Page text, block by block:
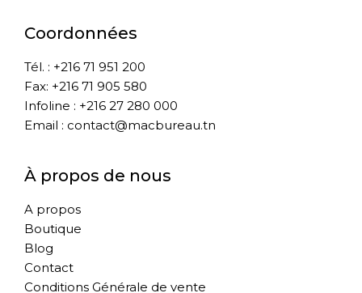
Coordonnées
Tél. : +216 71 951 200
Fax: +216 71 905 580
Infoline : +216 27 280 000
Email : contact@macbureau.tn
À propos de nous
A propos
Boutique
Blog
Contact
Conditions Générale de vente